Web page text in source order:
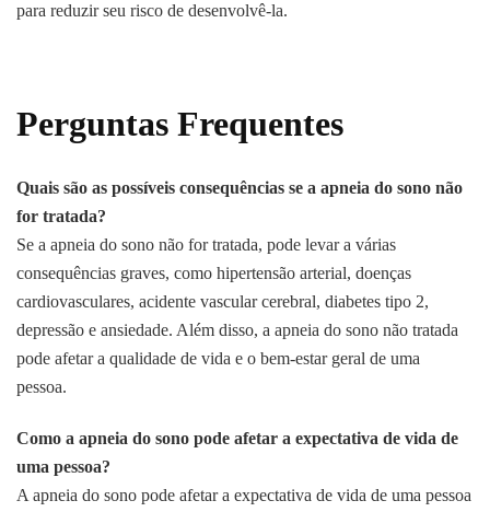
para reduzir seu risco de desenvolvê-la.
Perguntas Frequentes
Quais são as possíveis consequências se a apneia do sono não
for tratada?
Se a apneia do sono não for tratada, pode levar a várias
consequências graves, como hipertensão arterial, doenças
cardiovasculares, acidente vascular cerebral, diabetes tipo 2,
depressão e ansiedade. Além disso, a apneia do sono não tratada
pode afetar a qualidade de vida e o bem-estar geral de uma
pessoa.
Como a apneia do sono pode afetar a expectativa de vida de
uma pessoa?
A apneia do sono pode afetar a expectativa de vida de uma pessoa